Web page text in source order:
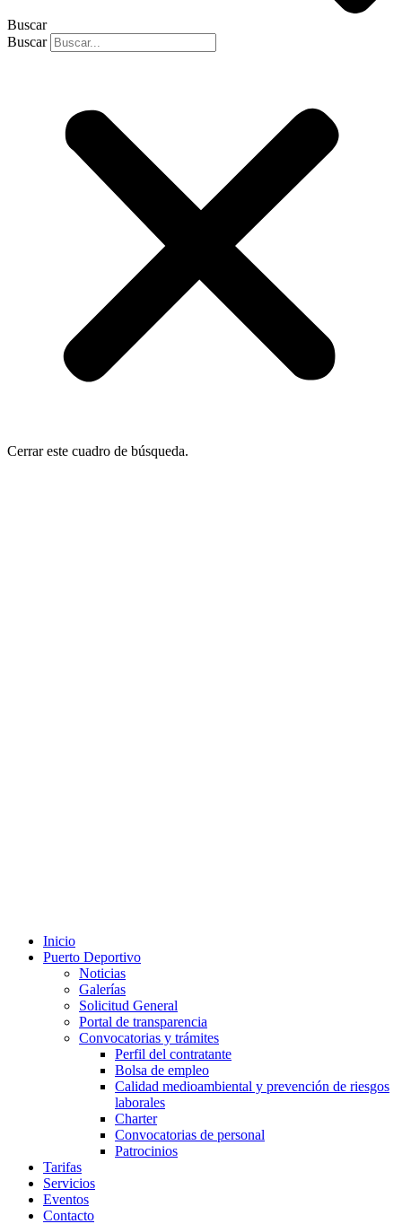
Buscar
Buscar
Cerrar este cuadro de búsqueda.
Inicio
Puerto Deportivo
Noticias
Galerías
Solicitud General
Portal de transparencia
Convocatorias y trámites
Perfil del contratante
Bolsa de empleo
Calidad medioambiental y prevención de riesgos
laborales
Charter
Convocatorias de personal
Patrocinios
Tarifas
Servicios
Eventos
Contacto